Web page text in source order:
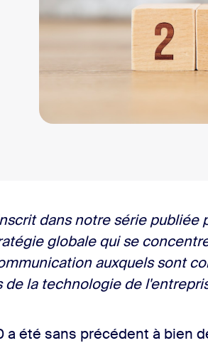
dans notre série publiée
globale qui se
auxquels sont
de la technologie de
a été sans précédent à bien